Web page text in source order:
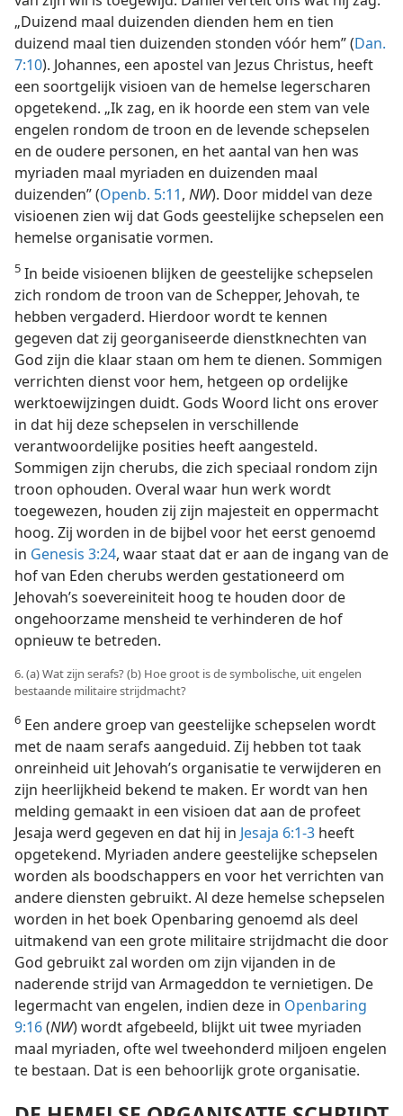
„Duizend maal duizenden dienden hem en tien
duizend maal tien duizenden stonden vóór hem” (Dan.
7:10). Johannes, een apostel van Jezus Christus, heeft
een soortgelijk visioen van de hemelse legerscharen
opgetekend. „Ik zag, en ik hoorde een stem van vele
engelen rondom de troon en de levende schepselen
en de oudere personen, en het aantal van hen was
myriaden maal myriaden en duizenden maal
duizenden” (Openb. 5:11, NW). Door middel van deze
visioenen zien wij dat Gods geestelijke schepselen een
hemelse organisatie vormen.
5 In beide visioenen blijken de geestelijke schepselen
zich rondom de troon van de Schepper, Jehovah, te
hebben vergaderd. Hierdoor wordt te kennen
gegeven dat zij georganiseerde dienstknechten van
God zijn die klaar staan om hem te dienen. Sommigen
verrichten dienst voor hem, hetgeen op ordelijke
werktoewijzingen duidt. Gods Woord licht ons erover
in dat hij deze schepselen in verschillende
verantwoordelijke posities heeft aangesteld.
Sommigen zijn cherubs, die zich speciaal rondom zijn
troon ophouden. Overal waar hun werk wordt
toegewezen, houden zij zijn majesteit en oppermacht
hoog. Zij worden in de bijbel voor het eerst genoemd
in Genesis 3:24, waar staat dat er aan de ingang van de
hof van Eden cherubs werden gestationeerd om
Jehovah’s soevereiniteit hoog te houden door de
ongehoorzame mensheid te verhinderen de hof
opnieuw te betreden.
6. (a) Wat zijn serafs? (b) Hoe groot is de symbolische, uit engelen
bestaande militaire strijdmacht?
6 Een andere groep van geestelijke schepselen wordt
met de naam serafs aangeduid. Zij hebben tot taak
onreinheid uit Jehovah’s organisatie te verwijderen en
zijn heerlijkheid bekend te maken. Er wordt van hen
melding gemaakt in een visioen dat aan de profeet
Jesaja werd gegeven en dat hij in Jesaja 6:1-3 heeft
opgetekend. Myriaden andere geestelijke schepselen
worden als boodschappers en voor het verrichten van
andere diensten gebruikt. Al deze hemelse schepselen
worden in het boek Openbaring genoemd als deel
uitmakend van een grote militaire strijdmacht die door
God gebruikt zal worden om zijn vijanden in de
naderende strijd van Armageddon te vernietigen. De
legermacht van engelen, indien deze in Openbaring
9:16(NW) wordt afgebeeld, blijkt uit twee myriaden
maal myriaden, ofte wel tweehonderd miljoen engelen
te bestaan. Dat is een behoorlijk grote organisatie.